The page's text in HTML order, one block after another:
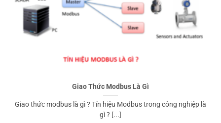
Giao Thức Modbus Là Gì
Giao thức modbus là gì ? Tín hiệu Modbus trong công nghiệp là
gì ? [...]